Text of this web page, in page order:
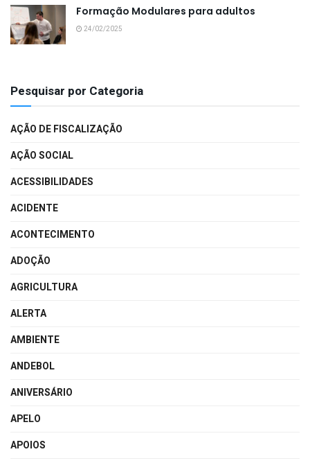
Formação Modulares para adultos
24/02/2025
Pesquisar por Categoria
AÇÃO DE FISCALIZAÇÃO
AÇÃO SOCIAL
ACESSIBILIDADES
ACIDENTE
ACONTECIMENTO
ADOÇÃO
AGRICULTURA
ALERTA
AMBIENTE
ANDEBOL
ANIVERSÁRIO
APELO
APOIOS